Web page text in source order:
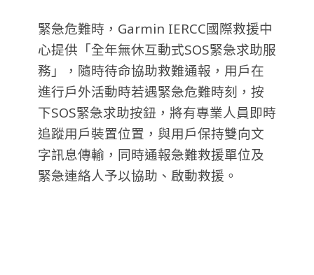
緊急危難時，Garmin IERCC國際救援中
心提供「全年無休互動式SOS緊急求助服
務」，隨時待命協助救難通報，用戶在
進行戶外活動時若遇緊急危難時刻，按
下SOS緊急求助按鈕，將有專業人員即時
追蹤用戶裝置位置，與用戶保持雙向文
字訊息傳輸，同時通報急難救援單位及
緊急連絡人予以協助、啟動救援。